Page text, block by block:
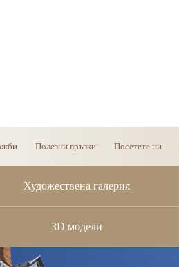
Художествена галерия
3D модели
Полезни връзки Посетете ни